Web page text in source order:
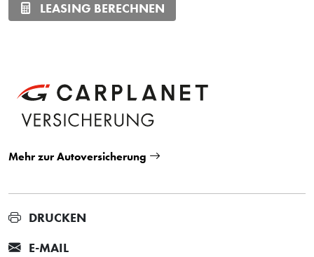
LEASING BERECHNEN
Mehr zur Autoversicherung
DRUCKEN
E-MAIL